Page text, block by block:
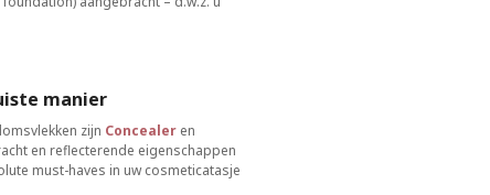
manier
zijn Concealeren
en reflecterende eigenschappen
must-haves in uw cosmeticatasje